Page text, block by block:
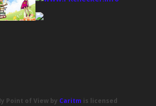
Point of Viewby Caritm is licensed